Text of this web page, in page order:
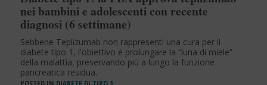
nei bambini e adolescenti con recente
diagnosi (6 settimane)
Sebbene Teplizumab non rappresenti una cura per il
diabete tipo 1, l'obiettivo è prolungare la “luna di miele”
della malattia, preservando più a lungo la funzione
pancreatica residua.